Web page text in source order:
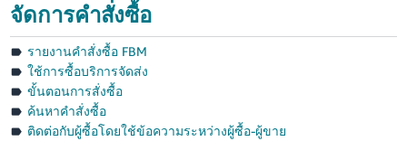
தமிழ்
- IN
Tiếng
Việt -
VN
จัดการคำสั่งซื้อ
รายงานคำสั่งซื้อ FBM
ใช้การซื้อบริการจัดส่ง
ขั้นตอนการสั่งซื้อ
ค้นหาคำสั่งซื้อ
ติดต่อกับผู้ซื้อโดยใช้ข้อความระหว่างผู้ซื้อ-ผู้ขาย